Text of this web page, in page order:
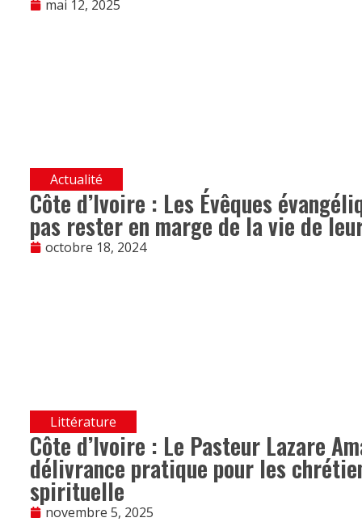
mai 12, 2025
Actualité
Côte d’Ivoire : Les Évêques
pas rester en marge de la vie de
octobre 18, 2024
Littérature
Côte d’Ivoire : Le Pasteur Lazare
délivrance pratique pour les
spirituelle
novembre 5, 2025